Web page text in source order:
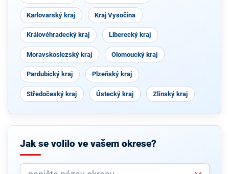
Karlovarský kraj Kraj Vysočina
Královéhradecký kraj Liberecký kraj
Moravskoslezský kraj Olomoucký kraj
Pardubický kraj Plzeňský kraj
Středočeský kraj Ústecký kraj Zlínský kraj
Jak se volilo ve vašem okrese?